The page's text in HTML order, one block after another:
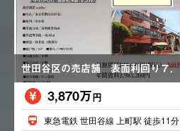
3,870万円
東急電鉄 世田谷線 上町駅 徒歩11分